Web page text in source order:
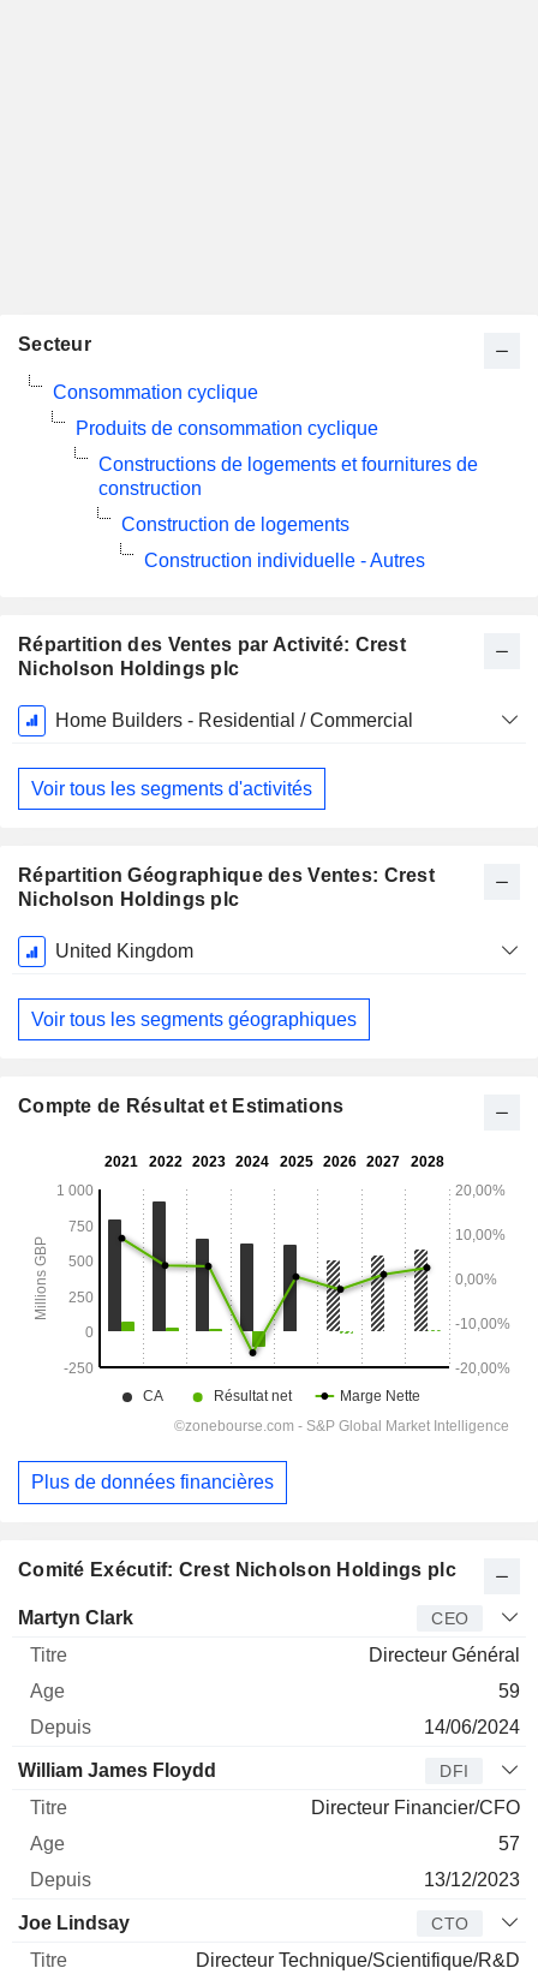
Répartition des Ventes par Activité: Crest
Nicholson Holdings plc
Période
Fiscale:
Octobre
Home Builders - Residential / Commercial
Voir tous les segments d'activités
Répartition Géographique des Ventes: Crest
Nicholson Holdings plc
Période
Fiscale:
Octobre
United Kingdom
Voir tous les segments géographiques
Comité Exécutif: Crest Nicholson Holdings plc
Dirigeant Titre
Martyn Clark CEO
Directeur Général
59
14/06/2024
William James Floydd DFI
Directeur Financier/CFO
57
13/12/2023
Joe Lindsay CTO
Directeur Technique/Scientifique/R&D
Secteur
Consommation cyclique
Produits de consommation cyclique
Constructions de logements et fournitures de
construction
Construction de logements
Construction individuelle - Autres
Compte de Résultat et Estimations
Plus de données financières